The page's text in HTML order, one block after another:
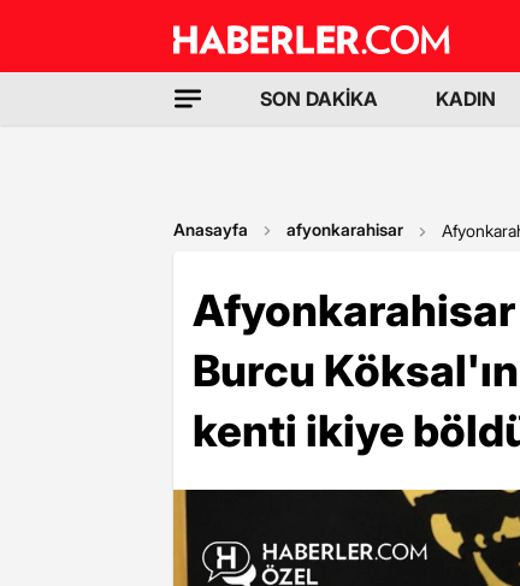
SON DAKİKA KADIN
Anasayfa afyonkarahisar
Afyonkarahisar
Burcu
kenti ikiye